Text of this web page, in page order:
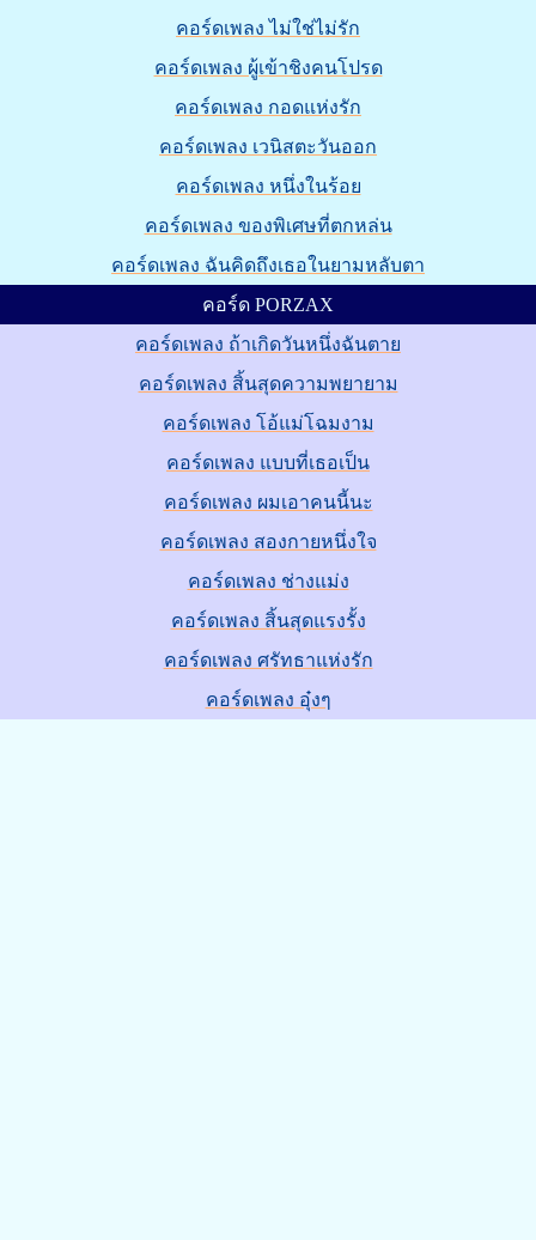
คอร์ดเพลง ไม่ใช่ไม่รัก
คอร์ดเพลง ผู้เข้าชิงคนโปรด
คอร์ดเพลง กอดแห่งรัก
คอร์ดเพลง เวนิสตะวันออก
คอร์ดเพลง หนึ่งในร้อย
คอร์ดเพลง ของพิเศษที่ตกหล่น
คอร์ดเพลง ฉันคิดถึงเธอในยามหลับตา
คอร์ด PORZAX
คอร์ดเพลง ถ้าเกิดวันหนึ่งฉันตาย
คอร์ดเพลง สิ้นสุดความพยายาม
คอร์ดเพลง โอ้แม่โฉมงาม
คอร์ดเพลง แบบที่เธอเป็น
คอร์ดเพลง ผมเอาคนนี้นะ
คอร์ดเพลง สองกายหนึ่งใจ
คอร์ดเพลง ช่างแม่ง
คอร์ดเพลง สิ้นสุดแรงรั้ง
คอร์ดเพลง ศรัทธาแห่งรัก
คอร์ดเพลง อุ๋งๆ